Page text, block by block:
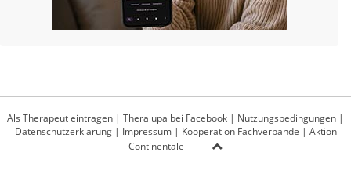
Als Therapeut eintragen | Theralupa bei Facebook | Nutzungsbedingungen |
Datenschutzerklärung| Impressum| Kooperation Fachverbände | Aktion
Continentale